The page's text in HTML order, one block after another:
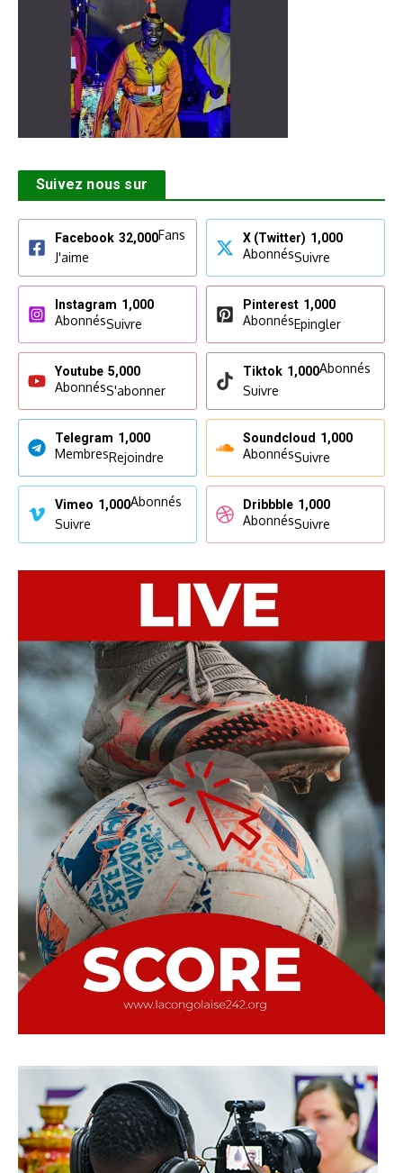
Suivez nous sur
Facebook 32,000Fans
J'aime
X (Twitter) 1,000
AbonnésSuivre
Instagram 1,000
AbonnésSuivre
Pinterest 1,000
AbonnésEpingler
Youtube 5,000
AbonnésS'abonner
Tiktok 1,000Abonnés
Suivre
Telegram 1,000
MembresRejoindre
Soundcloud 1,000
AbonnésSuivre
Vimeo 1,000Abonnés
Suivre
Dribbble 1,000
AbonnésSuivre